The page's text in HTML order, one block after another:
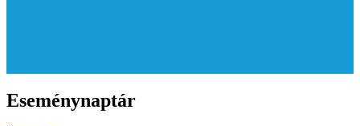
Eseménynaptár